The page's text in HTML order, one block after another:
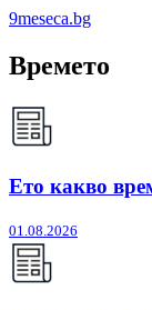
9meseca.bg
Времето
Ето какво
01.08.2026